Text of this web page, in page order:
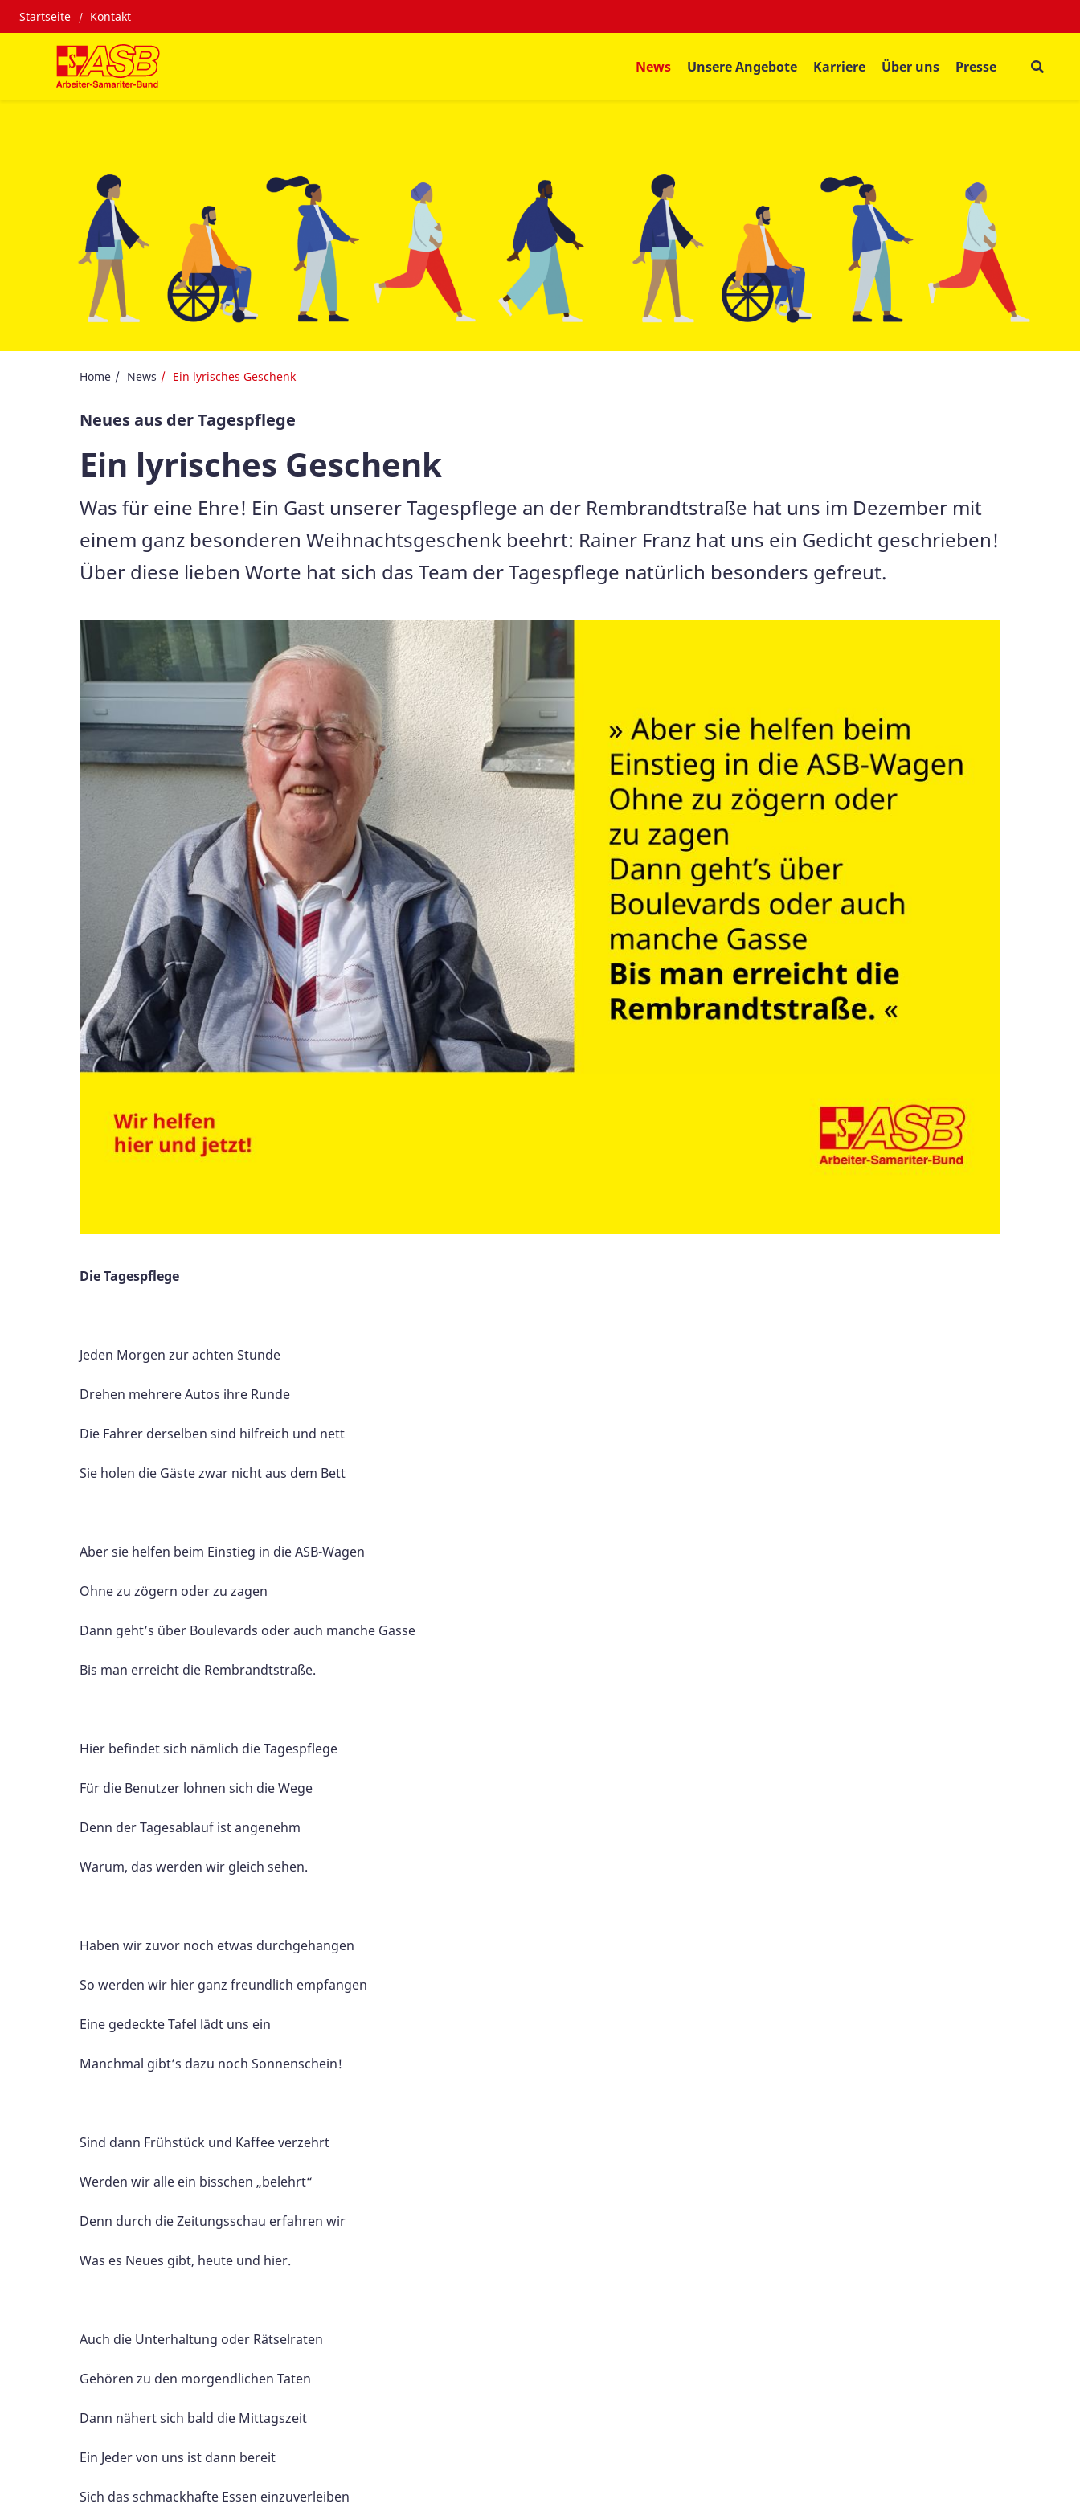
Startseite Kontakt
News Unsere Angebote Karriere Über uns Presse
Home News Ein lyrisches Geschenk
Neues aus der Tagespflege
Ein lyrisches Geschenk
Was für eine Ehre! Ein Gast unserer Tagespflege an der Rembrandtstraße hat uns im Dezember mit
einem ganz besonderen Weihnachtsgeschenk beehrt: Rainer Franz hat uns ein Gedicht geschrieben!
Über diese lieben Worte hat sich das Team der Tagespflege natürlich besonders gefreut.
Die Tagespflege
Jeden Morgen zur achten Stunde
Drehen mehrere Autos ihre Runde
Die Fahrer derselben sind hilfreich und nett
Sie holen die Gäste zwar nicht aus dem Bett
Aber sie helfen beim Einstieg in die ASB-Wagen
Ohne zu zögern oder zu zagen
Dann geht’s über Boulevards oder auch manche Gasse
Bis man erreicht die Rembrandtstraße.
Hier befindet sich nämlich die Tagespflege
Für die Benutzer lohnen sich die Wege
Denn der Tagesablauf ist angenehm
Warum, das werden wir gleich sehen.
Haben wir zuvor noch etwas durchgehangen
So werden wir hier ganz freundlich empfangen
Eine gedeckte Tafel lädt uns ein
Manchmal gibt’s dazu noch Sonnenschein!
Sind dann Frühstück und Kaffee verzehrt
Werden wir alle ein bisschen „belehrt“
Denn durch die Zeitungsschau erfahren wir
Was es Neues gibt, heute und hier.
Auch die Unterhaltung oder Rätselraten
Gehören zu den morgendlichen Taten
Dann nähert sich bald die Mittagszeit
Ein Jeder von uns ist dann bereit
Sich das schmackhafte Essen einzuverleiben